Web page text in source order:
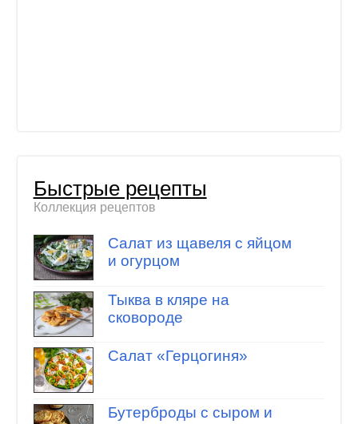
Быстрые рецепты
Коллекция рецептов
Салат из щавеля с яйцом
и огурцом
Тыква в кляре на
сковороде
Салат «Герцогиня»
Бутерброды с сыром и